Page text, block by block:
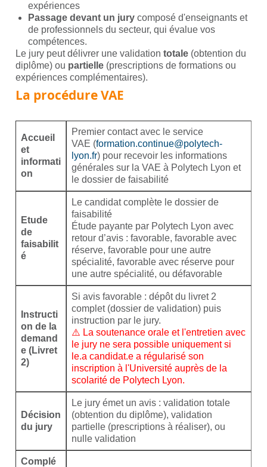
expériences
Passage devant un jurycomposé d'enseignants et
de professionnels du secteur, qui évalue vos
compétences.
Le jury peut délivrer une validation totale (obtention du
diplôme) ou partielle (prescriptions de formations ou
expériences complémentaires).
La procédure VAE
Accueil
et
informati
on
Premier contact avec le service
VAE (formation.continue@polytech-
lyon.fr) pour recevoir les informations
générales sur la VAE à Polytech Lyon et
le dossier de faisabilité
Etude
de
faisabilit
é
Le candidat complète le dossier de
faisabilité
Étude payante par Polytech Lyon avec
retour d’avis : favorable, favorable avec
réserve, favorable pour une autre
spécialité, favorable avec réserve pour
une autre spécialité, ou défavorable
Instructi
on de la
demand
e (Livret
2)
Si avis favorable : dépôt du livret 2
complet (dossier de validation) puis
instruction par le jury.
⚠️ La soutenance orale et l'entretien avec
le jury ne sera possible uniquement si
le.a candidat.e a régularisé son
inscription à l'Université auprès de la
scolarité de Polytech Lyon.
Décision
du jury
Le jury émet un avis : validation totale
(obtention du diplôme), validation
partielle (prescriptions à réaliser), ou
nulle validation
Complé